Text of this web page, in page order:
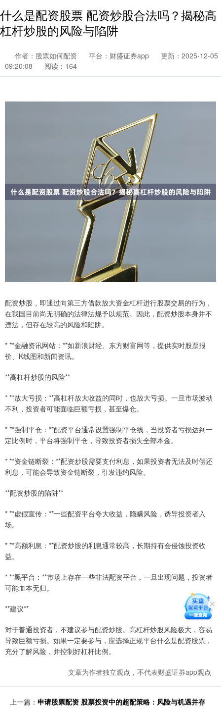
什么是配资股票 配资炒股合法吗？揭秘高
杠杆炒股的风险与陷阱
作者：股票如何配资 平台：财盛证券app
更新：2025-12-05
09:20:08
阅读：164
配资炒股，即通过向第三方借款放大资金杠杆进行股票交易的行为，
在我国目前尚无明确的法律法规予以规范。因此，配资炒股本身并不
违法，但存在较高的风险和陷阱。
* **金融资讯网站：**如新浪财经、东方财富网等，提供实时股票报
价、K线图和新闻资讯。
**高杠杆炒股的风险**
* **放大亏损：**高杠杆放大收益的同时，也放大亏损。一旦市场波动
不利，投资者可能面临巨额亏损，甚至爆仓。
* **强制平仓：**配资平台通常设置强制平仓线，当投资者亏损达到一
定比例时，平台将强制平仓，导致投资者损失全部本金。
* **资金链断裂：**配资炒股需要支付利息，如果投资者无法及时偿还
利息，可能会导致资金链断裂，引发违约风险。
**配资炒股的陷阱**
* **虚假宣传：**一些配资平台夸大收益，隐瞒风险，诱导投资者入
场。
* **高额利息：**配资炒股的利息通常较高，长期持有会侵蚀投资收
益。
* **黑平台：**市场上存在一些非法配资平台，一旦出现问题，投资者
可能血本无归。
**建议**
对于普通投资者，不建议参与配资炒股。高杠杆炒股风险极大，容易
导致巨额亏损。如果一定要参与，应选择正规平台什么是配资股票，
充分了解风险，并控制好杠杆比例。
文章为作者独立观点，不代表财盛证券app观点
上一篇： 申请股票配资 股票投资中的超配策略：风险与机遇并存